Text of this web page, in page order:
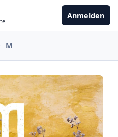
Anmelden
M